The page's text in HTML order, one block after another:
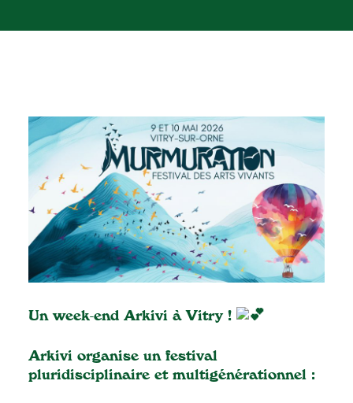
Un week-end Arkivi à Vitry !
Arkivi organise un festival
pluridisciplinaire et multigénérationnel :